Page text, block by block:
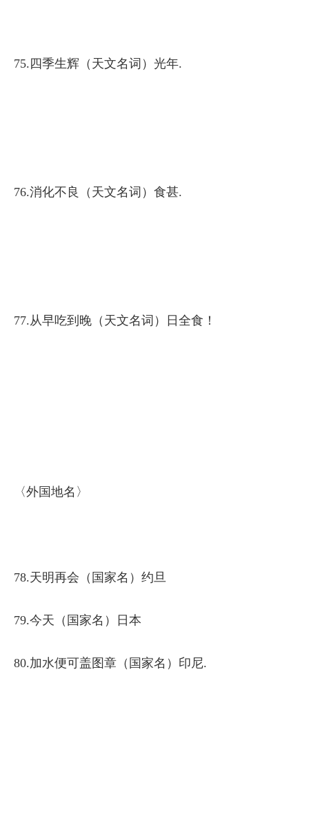
75.四季生辉（天文名词）光年.
76.消化不良（天文名词）食甚.
77.从早吃到晚（天文名词）日全食！
〈外国地名〉
78.天明再会（国家名）约旦
79.今天（国家名）日本
80.加水便可盖图章（国家名）印尼.